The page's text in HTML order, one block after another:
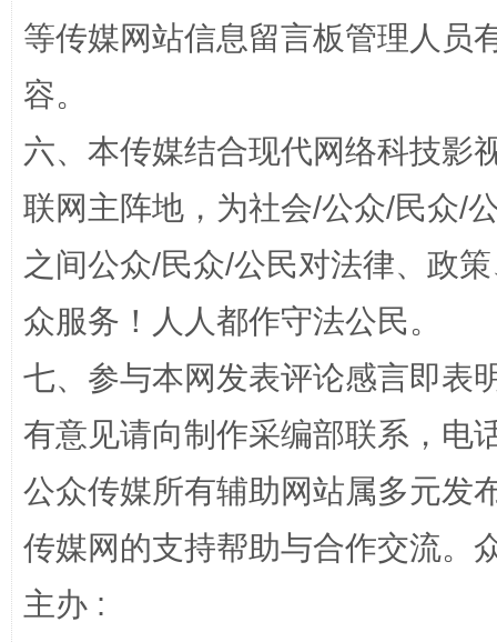
这是一记警钟！ 谢
在谋一域中谋全局
今
等传媒网站信息留言板管理人员
容。
六、本传媒结合现代网络科技影
联网主阵地，为社会/公众/民众/
之间公众/民众/公民对法律、政
众服务！人人都作守法公民。
七、参与本网发表评论感言即表
有意见请向制作采编部联系，电
公众传媒所有辅助网站属多元发
传媒网的支持帮助与合作交流。
主办 :